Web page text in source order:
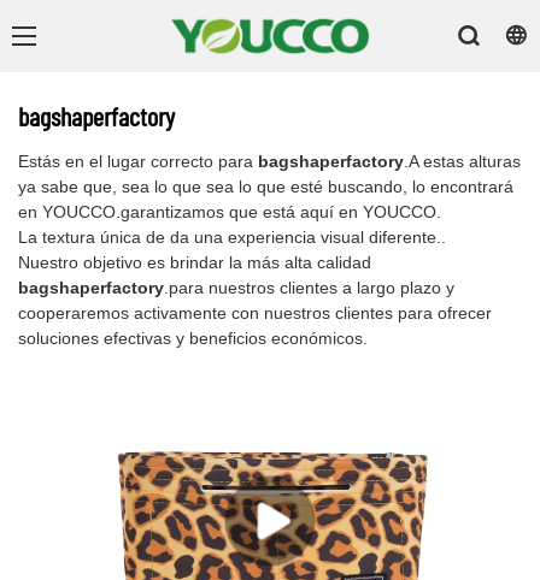
bagshaperfactory
Estás en el lugar correcto para bagshaperfactory.A estas alturas
ya sabe que, sea lo que sea lo que esté buscando, lo encontrará
en YOUCCO.garantizamos que está aquí en YOUCCO.
La textura única de da una experiencia visual diferente..
Nuestro objetivo es brindar la más alta calidad
bagshaperfactory.para nuestros clientes a largo plazo y
cooperaremos activamente con nuestros clientes para ofrecer
soluciones efectivas y beneficios económicos.